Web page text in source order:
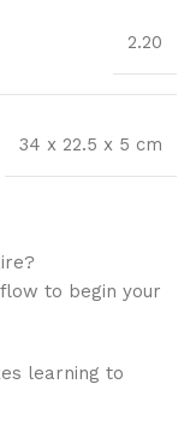
2.20
34 x 22.5 x 5 cm
to begin your
learning to